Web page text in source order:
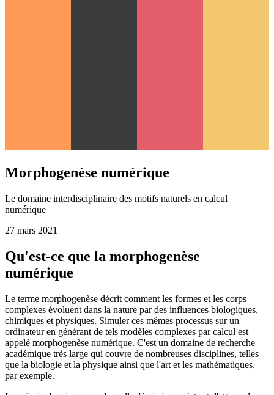
Morphogenèse numérique
Le domaine interdisciplinaire des motifs naturels en calcul
27 mars 2021
numérique
Le terme morphogenèse décrit comment les formes et les corps
complexes évoluent dans la nature par des influences biologiques,
chimiques et physiques. Simuler ces mêmes processus sur un
ordinateur en générant de tels modèles complexes par calcul est
appelé morphogenèse numérique. C'est un domaine de recherche